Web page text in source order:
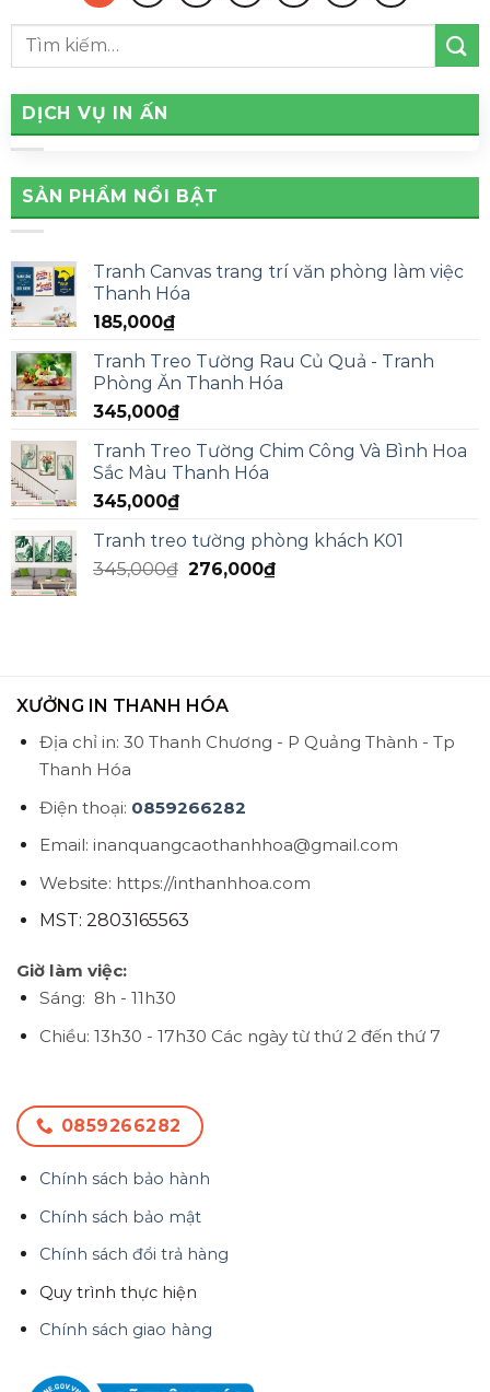
DỊCH VỤ IN ẤN
SẢN PHẨM NỔI BẬT
Tranh Canvas trang trí văn phòng làm việc
Thanh Hóa
185,000₫
Tranh Treo Tường Rau Củ Quả - Tranh
Phòng Ăn Thanh Hóa
345,000₫
Tranh Treo Tường Chim Công Và Bình Hoa
Sắc Màu Thanh Hóa
345,000₫
Tranh treo tường phòng khách K01
345,000₫ 276,000₫
XƯỞNG IN THANH HÓA
Địa chỉ in: 30 Thanh Chương - P Quảng Thành - Tp
Thanh Hóa
Điện thoại: 0859266282
Email: inanquangcaothanhhoa@gmail.com
Website: https://inthanhhoa.com
MST: 2803165563
Giờ làm việc:
Sáng: 8h - 11h30
Chiều: 13h30 - 17h30 Các ngày từ thứ 2 đến thứ 7
0859266282
Chính sách bảo hành
Chính sách bảo mật
Chính sách đổi trả hàng
Quy trình thực hiện
Chính sách giao hàng